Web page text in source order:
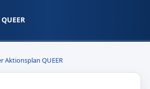
Aktionsplan QUEER